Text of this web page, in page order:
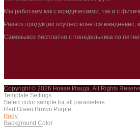
Мы работаем как с юридическими, так и с
Развоз продукции осуществляется ежедневно,
Самовывоз бесплатно с понедельника по
Copyright © 2026 Новая Изида. All Rights
Template Settings
Select color sample for all parameters
Red Green Brown Purple
Body
Background Color